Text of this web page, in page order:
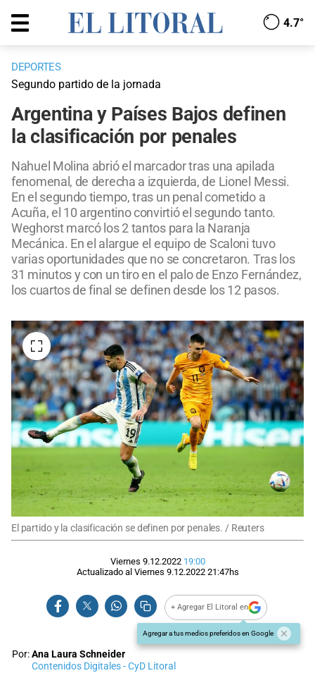
4.7°
DEPORTES
Segundo partido de la jornada
Argentina y Países Bajos definen
la clasificación por penales
Nahuel Molina abrió el marcador tras una apilada
fenomenal, de derecha a izquierda, de Lionel Messi.
En el segundo tiempo, tras un penal cometido a
Acuña, el 10 argentino convirtió el segundo tanto.
Weghorst marcó los 2 tantos para la Naranja
Mecánica. En el alargue el equipo de Scaloni tuvo
varias oportunidades que no se concretaron. Tras los
31 minutos y con un tiro en el palo de Enzo Fernández,
los cuartos de final se definen desde los 12 pasos.
El partido y la clasificación se definen por penales. / Reuters
Viernes 9.12.2022 19:00
Actualizado al Viernes 9.12.2022 21:47hs
+ Agregar El Litoral en
Agregar a tus medios preferidos en Google
Por:Ana Laura Schneider
Contenidos Digitales - CyD Litoral